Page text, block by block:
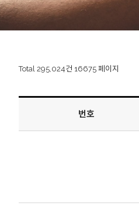
Total 295,024건 16675 페이지
번호